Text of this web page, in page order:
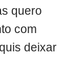
quero
com
deixar